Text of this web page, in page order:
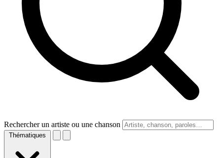
Rechercher un artiste ou une chanson
Thématiques